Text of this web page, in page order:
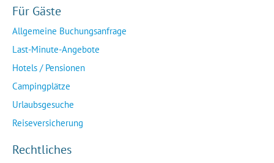
Für Gäste
Allgemeine Buchungsanfrage
Last-Minute-Angebote
Hotels / Pensionen
Campingplätze
Urlaubsgesuche
Reiseversicherung
Rechtliches